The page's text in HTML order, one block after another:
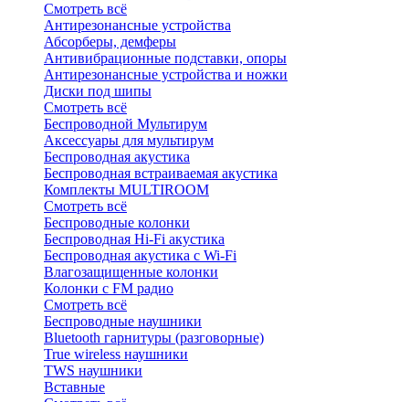
Смотреть всё
Антирезонансные устройства
Абсорберы, демферы
Антивибрационные подставки, опоры
Антирезонансные устройства и ножки
Диски под шипы
Смотреть всё
Беспроводной Мультирум
Аксессуары для мультирум
Беспроводная акустика
Беспроводная встраиваемая акустика
Комплекты MULTIROOM
Смотреть всё
Беспроводные колонки
Беспроводная Hi-Fi акустика
Беспроводная акустика с Wi-Fi
Влагозащищенные колонки
Колонки с FM радио
Смотреть всё
Беспроводные наушники
Bluetоoth гарнитуры (разговорные)
True wireless наушники
TWS наушники
Вставные